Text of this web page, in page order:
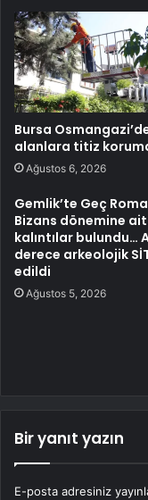
Bursa
alanlara titiz
Ağustos 6, 2026
Gemlik’te Geç
Bizans dönemine ait
kalıntılar bulundu…
derece arkeolojik
edildi
Ağustos 5, 2026
Bir yanıt yazın
E-posta adresiniz